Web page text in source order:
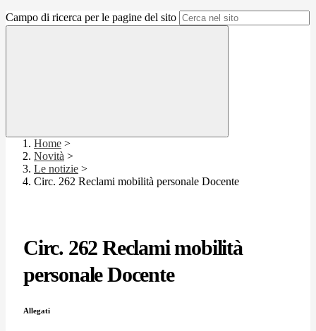
Campo di ricerca per le pagine del sito
Home >
Novità >
Le notizie >
Circ. 262 Reclami mobilità personale Docente
Circ. 262 Reclami mobilità
personale Docente
Allegati